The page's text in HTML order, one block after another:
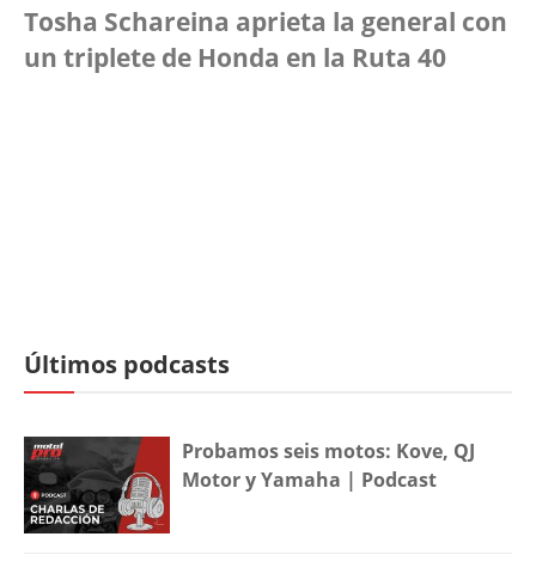
Tosha Schareina aprieta la general con
un triplete de Honda en la Ruta 40
Últimos podcasts
Probamos seis motos: Kove, QJ
Motor y Yamaha | Podcast